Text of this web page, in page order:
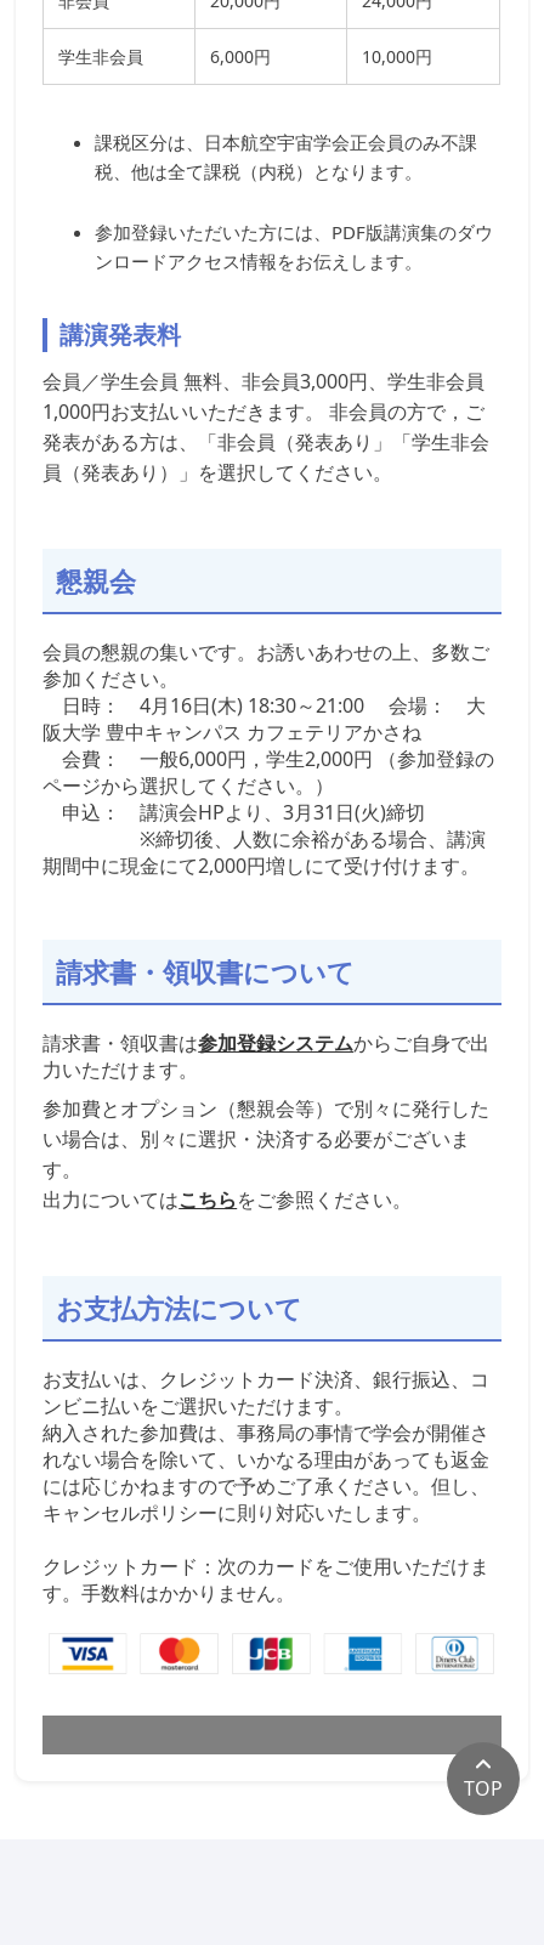
学生非会員 6,000円 10,000円
課税区分は、日本航空宇宙学会正会員のみ不課
税、他は全て課税（内税）となります。
参加登録いただいた方には、PDF版講演集のダウ
ンロードアクセス情報をお伝えします。
講演発表料
会員／学生会員 無料、非会員3,000円、学生非会員
1,000円お支払いいただきます。 非会員の方で，ご
発表がある方は、「非会員（発表あり」「学生非会
員（発表あり）」を選択してください。
懇親会
会員の懇親の集いです。お誘いあわせの上、多数ご
参加ください。
日時： 4月16日(木) 18:30～21:00 会場： 大
阪大学 豊中キャンパス カフェテリアかさね
会費： 一般6,000円，学生2,000円 （参加登録の
ページから選択してください。）
申込： 講演会HPより、3月31日(火)締切
※締切後、人数に余裕がある場合、講演
期間中に現金にて2,000円増しにて受け付けます。
請求書・領収書について
請求書・領収書は参加登録システムからご自身で出
力いただけます。
参加費とオプション（懇親会等）で別々に発行した
い場合は、別々に選択・決済する必要がございま
す。
出力についてはこちらをご参照ください。
お支払方法について
お支払いは、クレジットカード決済、銀行振込、コ
ンビニ払いをご選択いただけます。
納入された参加費は、事務局の事情で学会が開催さ
れない場合を除いて、いかなる理由があっても返金
には応じかねますので予めご了承ください。但し、
キャンセルポリシーに則り対応いたします。
クレジットカード：次のカードをご使用いただけま
す。手数料はかかりません。
TOP